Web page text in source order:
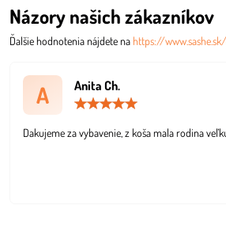
Názory našich zákazníkov
Ďalšie hodnotenia nájdete nahttps://
A Anita Ch.
5
Dakujeme za vybavenie, z koša mala rodina